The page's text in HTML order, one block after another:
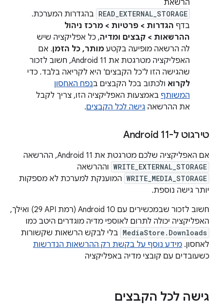
הרשאת
READ_EXTERNAL_STORAGE בהגדרות המערכת.
בדף הגדרות > פרטיות > מרכז ניהול
ההרשאות > קבצים ומדיה, כל אפליקציה שיש
לה הרשאה מופיעה בקטע מותר, כל הזמן. אם
האפליקציה מטרגטת את Android 11, חשוב לזכור
שהגישה הזו ל'כל הקבצים' היא לקריאה בלבד. כדי
לקרוא ולכתוב בכל הקבצים בנפח האחסון
המשותף באמצעות האפליקציה הזו, צריך לקבל
את ההרשאה גישה לכל הקבצים.
טירגוט ל-Android 11
אם האפליקציה שלכם מטרגטת את Android 11, ההרשאה
WRITE_EXTERNAL_STORAGE וההרשאה
WRITE_MEDIA_STORAGE המוענקת למערכת לא מספקות
יותר גישה נוספת.
חשוב לזכור שבמכשירים עם Android 10 (רמת API‏ 29) ואילך,
האפליקציה יכולה לתרום לאוספי מדיה מוגדרים היטב כמו
MediaStore.Downloads בלי לבקש הרשאות שקשורות
לאחסון. מידע נוסף על בקשת רק ההרשאות הנדרשות
כשעובדים עם קובצי מדיה באפליקציה
גישה לכל הקבצים